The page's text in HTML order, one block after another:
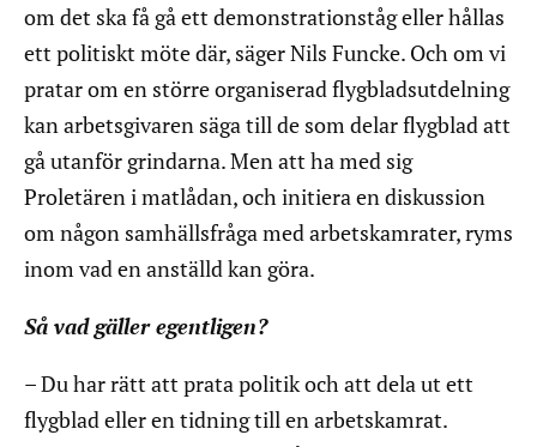
om det ska få gå ett demonstrationståg eller hållas
ett politiskt möte där, säger Nils Funcke. Och om vi
pratar om en större organiserad flygbladsutdelning
kan arbetsgivaren säga till de som delar flygblad att
gå utanför grindarna. Men att ha med sig
Proletären i matlådan, och initiera en diskussion
om någon samhällsfråga med arbetskamrater, ryms
inom vad en anställd kan göra.
Så vad gäller egentligen?
– Du har rätt att prata politik och att dela ut ett
flygblad eller en tidning till en arbetskamrat.